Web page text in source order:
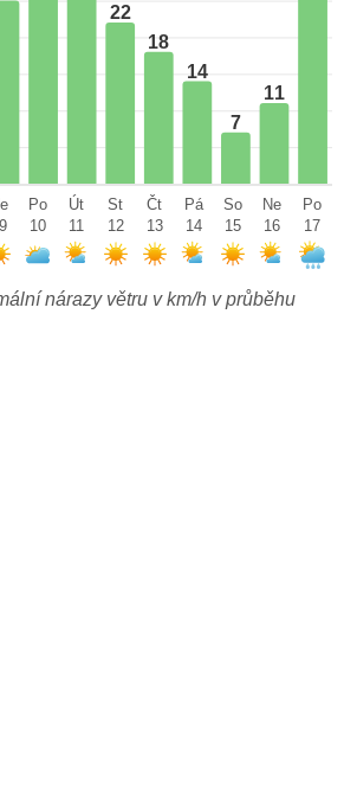
22
18
14
7
11
Po
10
Út
11
St
12
Čt
13
Pá
14
So
15
Ne
16
Po
17
nárazy větru v km/h v průběhu